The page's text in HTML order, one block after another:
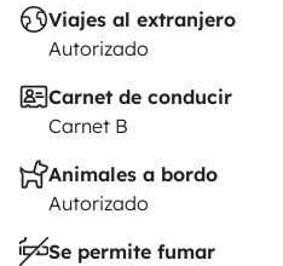
Viajes al extranjero
Autorizado
Carnet de conducir
Carnet B
Animales a bordo
Autorizado
Se permite fumar